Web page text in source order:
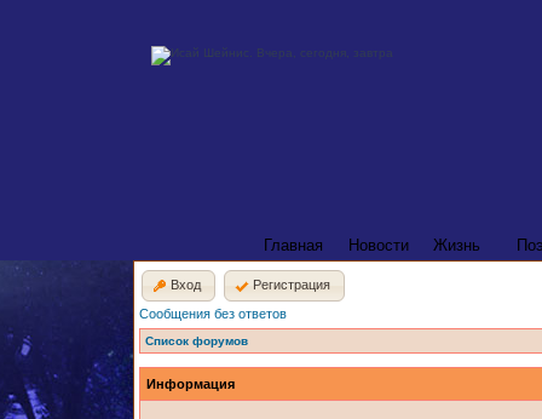
Главная Новости Жизнь
Вход
Регистрация
Сообщения без ответов
Список форумов
Информация